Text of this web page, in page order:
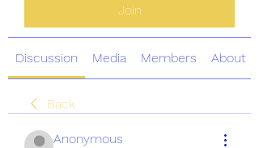
Join
Discussion Media Members About
Back
Anonymous